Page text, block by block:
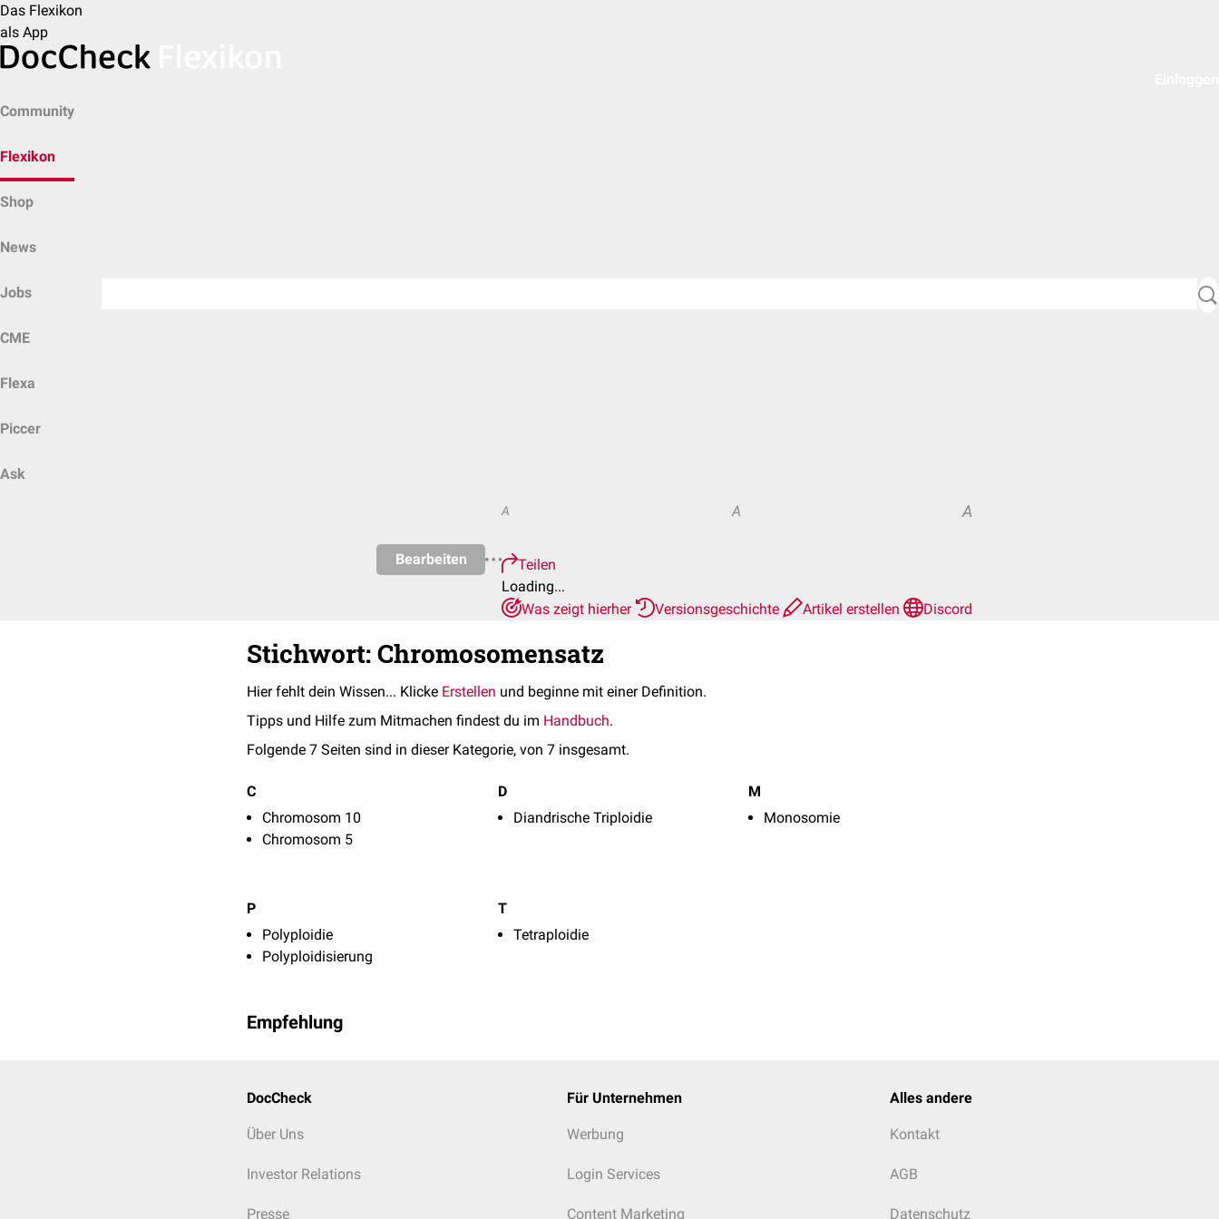
Das Flexikon
als App
Community
Flexikon
Shop
News
Jobs
CME
Flexa
Piccer
Ask
Bearbeiten
A A A
Teilen
Loading...
Was zeigt hierher
Versionsgeschichte Artikel erstellen Discord
Stichwort: Chromosomensatz
Hier fehlt dein Wissen... Klicke Erstellen und beginne mit einer Definition.
Tipps und Hilfe zum Mitmachen findest du im Handbuch.
Folgende 7 Seiten sind in dieser Kategorie, von 7 insgesamt.
C
Chromosom 10
Chromosom 5
D
Diandrische Triploidie
M
Monosomie
P
Polyploidie
Polyploidisierung
T
Tetraploidie
Empfehlung
DocCheck
Über Uns
Investor Relations
Presse
Für Unternehmen
Werbung
Login Services
Content Marketing
Alles andere
Kontakt
AGB
Datenschutz